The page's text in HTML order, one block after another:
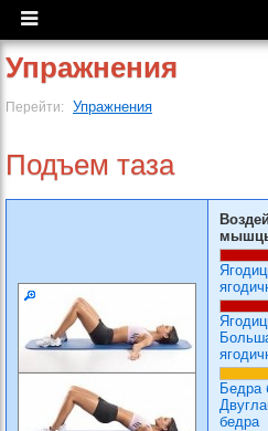
Упражнения
Перейти: Упражнения
Подъем таза
Бедра
бедра